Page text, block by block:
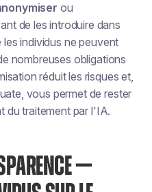
ou
de les introduire dans
individus ne peuvent
nombreuses obligations
réduit les risques et,
vous permet de rester
du traitement par l'IA.
—